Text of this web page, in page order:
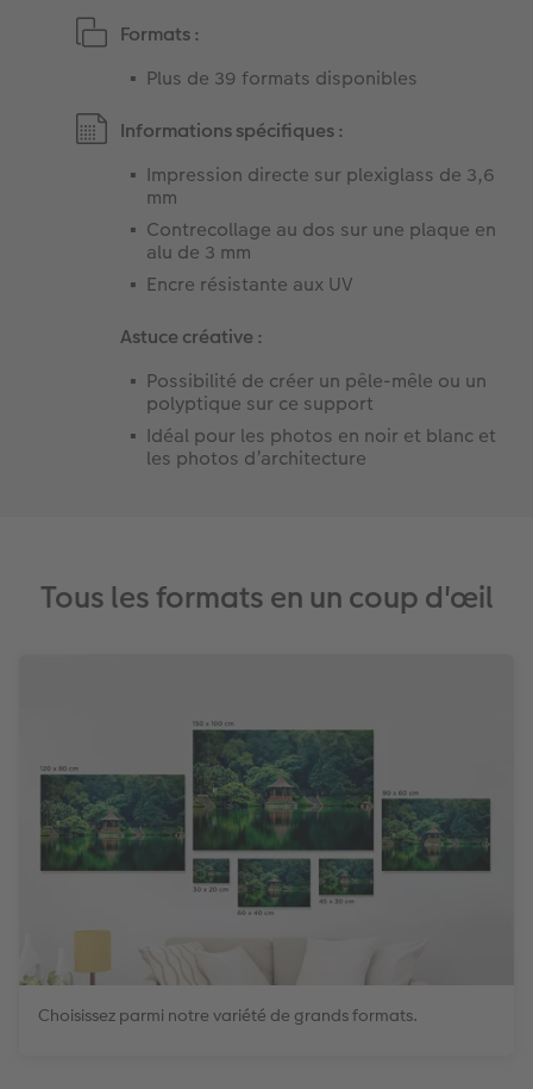
Formats :
Plus de 39 formats disponibles
Informations spécifiques :
Impression directe sur plexiglass de 3,6
mm​
Contrecollage au dos sur une plaque en
alu de 3 mm​
Encre résistante aux UV
Astuce créative :
Possibilité de créer un pêle-mêle ou un
polyptique sur ce support
Idéal pour les photos en noir et blanc et
les photos d’architecture
Tous les formats en un coup d'œil
Choisissez parmi notre variété de grands formats.